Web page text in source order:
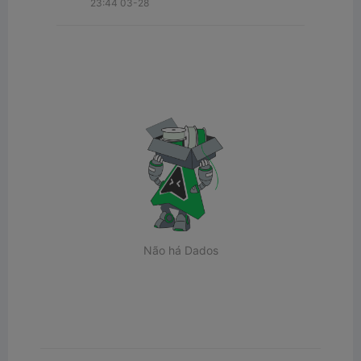
23:44 03-28
Não há Dados